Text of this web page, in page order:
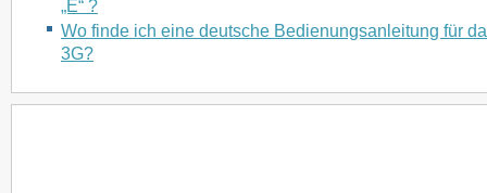
„E“ ?
Wo finde ich eine deutsche Bedienungsanleitung für
3G?